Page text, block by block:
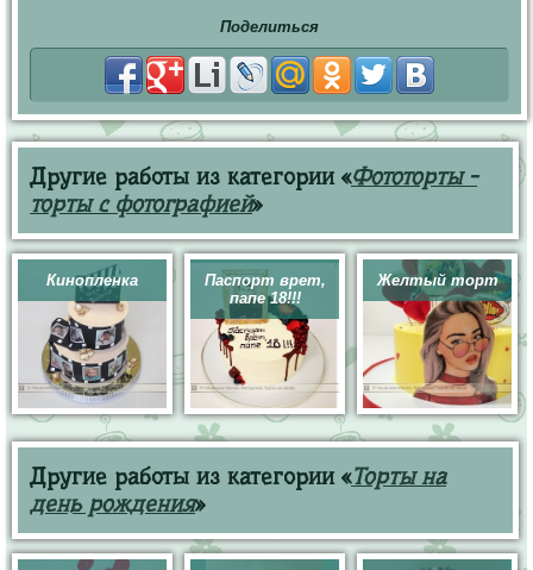
Поделиться
Другие работы из категории «Фототорты -
торты с фотографией»
Кинопленка
Паспорт врет,
папе 18!!!
Желтый торт
Другие работы из категории «Торты на
день рождения»